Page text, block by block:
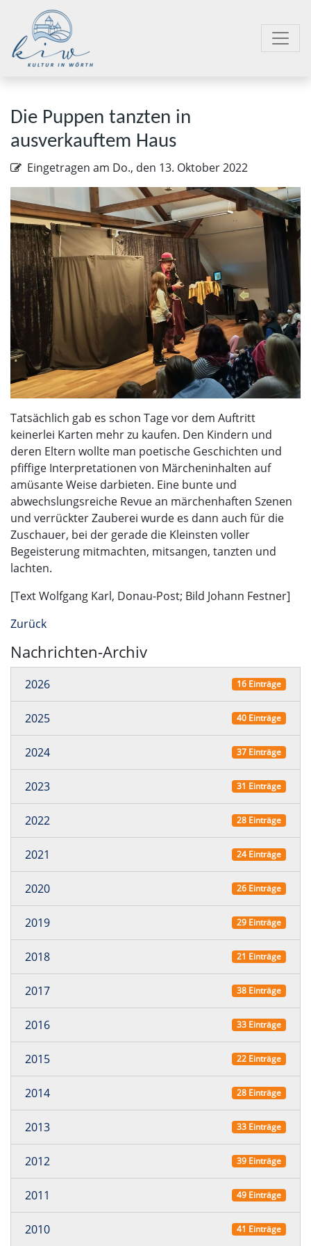
Die Puppen tanzten in
ausverkauftem Haus
Eingetragen am Do., den 13. Oktober 2022
Tatsächlich gab es schon Tage vor dem Auftritt
keinerlei Karten mehr zu kaufen. Den Kindern und
deren Eltern wollte man poetische Geschichten und
pfiffige Interpretationen von Märcheninhalten auf
amüsante Weise darbieten. Eine bunte und
abwechslungsreiche Revue an märchenhaften Szenen
und verrückter Zauberei wurde es dann auch für die
Zuschauer, bei der gerade die Kleinsten voller
Begeisterung mitmachten, mitsangen, tanzten und
lachten.
[Text Wolfgang Karl, Donau-Post; Bild Johann Festner]
Zurück
Nachrichten-Archiv
2026 16 Einträge
2025 40 Einträge
2024 37 Einträge
2023 31 Einträge
2022 28 Einträge
2021 24 Einträge
2020 26 Einträge
2019 29 Einträge
2018 21 Einträge
2017 38 Einträge
2016 33 Einträge
2015 22 Einträge
2014 28 Einträge
2013 33 Einträge
2012 39 Einträge
2011 49 Einträge
2010 41 Einträge